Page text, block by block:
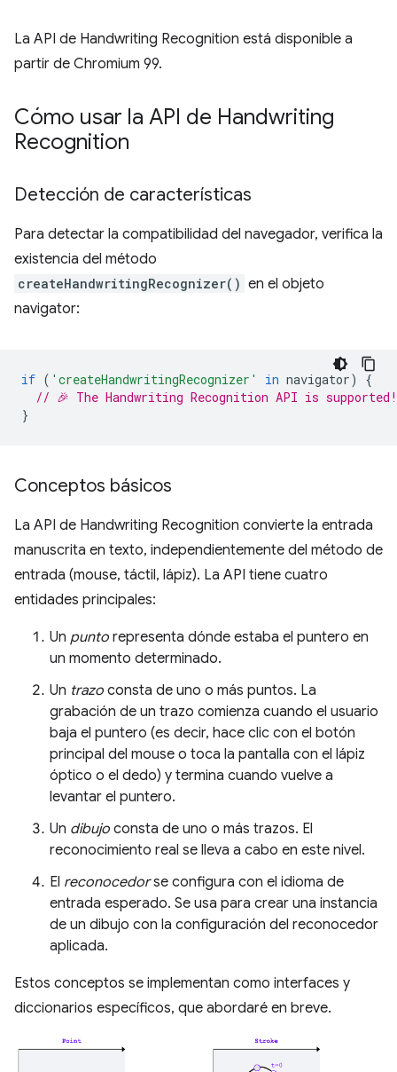
La API de Handwriting Recognition está disponible a
partir de Chromium 99.
Cómo usar la API de Handwriting
Recognition
Detección de características
Para detectar la compatibilidad del navegador, verifica la
existencia del método
createHandwritingRecognizer() en el objeto
navigator:
if ( 'createHandwritingRecognizer' in navigator)
{
// 🎉 The Handwriting Recognition API is supported!
}
Conceptos básicos
La API de Handwriting Recognition convierte la entrada
manuscrita en texto, independientemente del método de
entrada (mouse, táctil, lápiz). La API tiene cuatro
entidades principales:
Un punto representa dónde estaba el puntero en
un momento determinado.
Un trazo consta de uno o más puntos. La
grabación de un trazo comienza cuando el usuario
baja el puntero (es decir, hace clic con el botón
principal del mouse o toca la pantalla con el lápiz
óptico o el dedo) y termina cuando vuelve a
levantar el puntero.
Un dibujo consta de uno o más trazos. El
reconocimiento real se lleva a cabo en este nivel.
El reconocedorse configura con el idioma de
entrada esperado. Se usa para crear una instancia
de un dibujo con la configuración del reconocedor
aplicada.
Estos conceptos se implementan como interfaces y
diccionarios específicos, que abordaré en breve.